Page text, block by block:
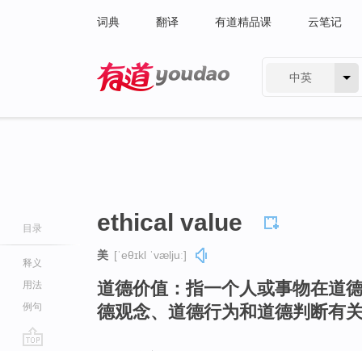
词典 翻译 有道精品课 云笔记
中英
目录
释义
用法
例句
ethical value
美 [ˈeθɪkl ˈvæljuː]
道德价值：指一个人或事物在道
德观念、道德行为和道德判断有